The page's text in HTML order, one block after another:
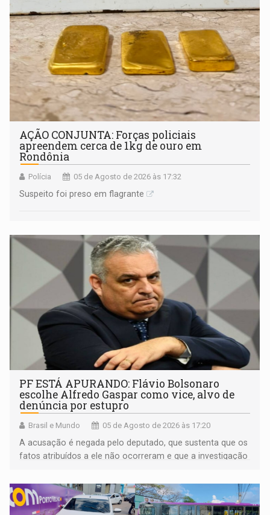
AÇÃO CONJUNTA: Forças policiais
apreendem cerca de 1kg de ouro em
Rondônia
Polícia 05 de Agosto de 2026 às 17:32
Suspeito foi preso em flagrante
PF ESTÁ APURANDO: Flávio Bolsonaro
escolhe Alfredo Gaspar como vice, alvo de
denúncia por estupro
Brasil e Mundo 05 de Agosto de 2026 às 17:20
A acusação é negada pelo deputado, que sustenta que os
fatos atribuídos a ele não ocorreram e que a investigação